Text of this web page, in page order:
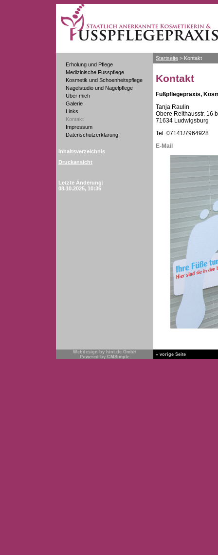
Erholung und Pflege
Medizinische Fusspflege
Kosmetik und Schoenheitspflege
Nagelstudio und Nagelpflege
Über mich
Galerie
Links
Kontakt
Impressum
Datenschutzerklärung
Inhaltsverzeichnis
Druckansicht
Letzte Änderung:
08.10.2025, 10:35
Startseite > Kontakt
Kontakt
Fußpflegepraxis,
Tanja Raulin
Obere Reithausstr. 16 b
71634 Ludwigsburg
Tel. 07141/7964928
E-Mail
Webdesign by hint.de GmbH
Powered by CMSimple
« vorige Seite